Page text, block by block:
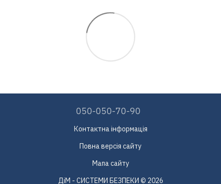
050-050-70-90
Контактна інформація
Повна версія сайту
Мапа сайту
ДіМ - СИСТЕМИ БЕЗПЕКИ © 2026